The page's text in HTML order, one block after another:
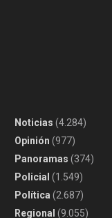
Noticias (4.284)
Opinión (977)
Panoramas (374)
Policial (1.549)
Política (2.687)
Regional (9.055)